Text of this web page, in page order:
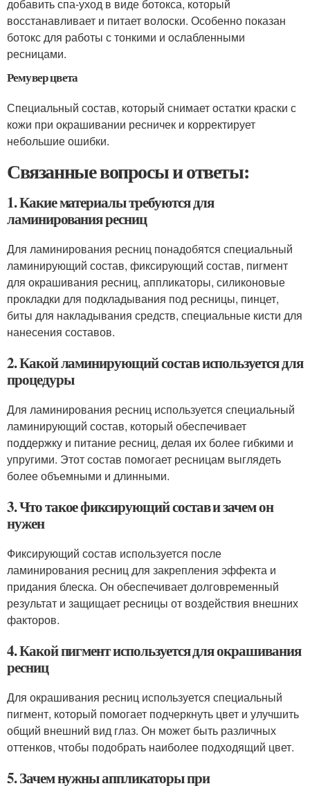
добавить спа-уход в виде ботокса, который
восстанавливает и питает волоски. Особенно показан
ботокс для работы с тонкими и ослабленными
ресницами.
Ремувер цвета
Специальный состав, который снимает остатки краски с
кожи при окрашивании ресничек и корректирует
небольшие ошибки.
Связанные вопросы и ответы:
1. Какие материалы требуются для
ламинирования ресниц
Для ламинирования ресниц понадобятся специальный
ламинирующий состав, фиксирующий состав, пигмент
для окрашивания ресниц, аппликаторы, силиконовые
прокладки для подкладывания под ресницы, пинцет,
биты для накладывания средств, специальные кисти для
нанесения составов.
2. Какой ламинирующий состав используется для
процедуры
Для ламинирования ресниц используется специальный
ламинирующий состав, который обеспечивает
поддержку и питание ресниц, делая их более гибкими и
упругими. Этот состав помогает ресницам выглядеть
более объемными и длинными.
3. Что такое фиксирующий состав и зачем он
нужен
Фиксирующий состав используется после
ламинирования ресниц для закрепления эффекта и
придания блеска. Он обеспечивает долговременный
результат и защищает ресницы от воздействия внешних
факторов.
4. Какой пигмент используется для окрашивания
ресниц
Для окрашивания ресниц используется специальный
пигмент, который помогает подчеркнуть цвет и улучшить
общий внешний вид глаз. Он может быть различных
оттенков, чтобы подобрать наиболее подходящий цвет.
5. Зачем нужны аппликаторы при